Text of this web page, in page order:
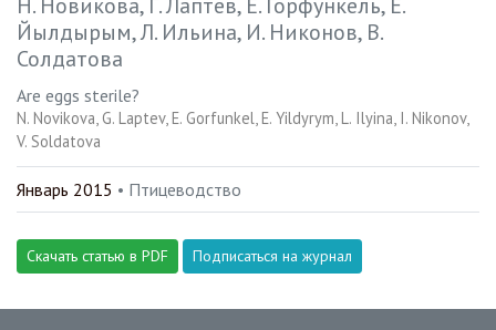
Йылдырым Л. Ильина И. Никонов В.
Солдатова
Are eggs sterile?
N. Novikova G. Laptev E. Gorfunkel E. Yildyrym L. Ilyina I. Nikonov
V. Soldatova
Январь 2015 • Птицеводство
Скачать статью в PDF Подписаться на журнал